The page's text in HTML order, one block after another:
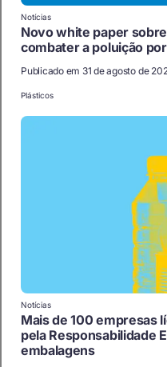
Notícias
Novo white paper
combater a poluição
Publicado em 31 de agosto de
Plásticos
Notícias
Mais de 100 empresas
pela Responsabilidade
embalagens